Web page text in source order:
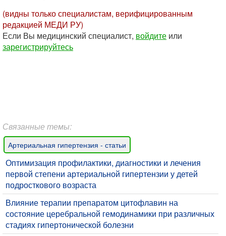
(видны только специалистам, верифицированным
редакцией МЕДИ РУ)
Если Вы медицинский специалист, войдите или
зарегистрируйтесь
Связанные темы:
Артериальная гипертензия - статьи
Оптимизация профилактики, диагностики и лечения
первой степени артериальной гипертензии у детей
подросткового возраста
Влияние терапии препаратом цитофлавин на
состояние церебральной гемодинамики при различных
стадиях гипертонической болезни